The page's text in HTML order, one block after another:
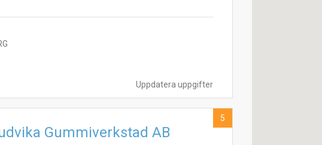
Uppdatera uppgifter
Gummiverkstad AB
5